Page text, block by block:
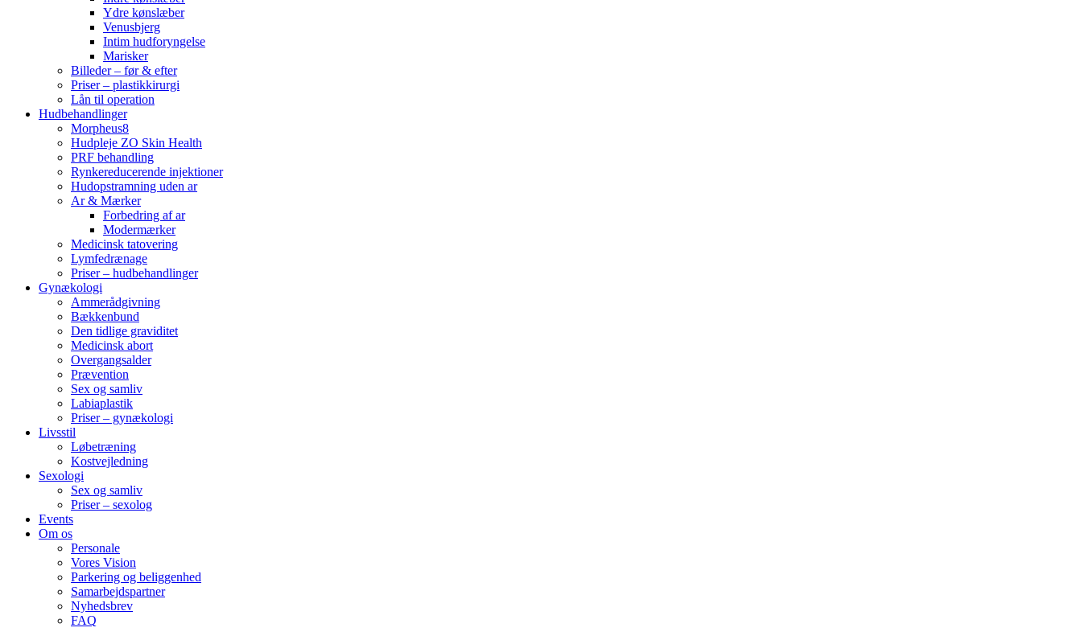
Ydre kønslæber
Venusbjerg
Intim hudforyngelse
Marisker
Billeder – før & efter
Priser – plastikkirurgi
Lån til operation
Hudbehandlinger
Morpheus8
Hudpleje ZO Skin Health
PRF behandling
Rynkereducerende injektioner
Hudopstramning uden ar
Ar & Mærker
Forbedring af ar
Modermærker
Medicinsk tatovering
Lymfedrænage
Priser – hudbehandlinger
Gynækologi
Ammerådgivning
Bækkenbund
Den tidlige graviditet
Medicinsk abort
Overgangsalder
Prævention
Sex og samliv
Labiaplastik
Priser – gynækologi
Livsstil
Løbetræning
Kostvejledning
Sexologi
Sex og samliv
Priser – sexolog
Events
Om os
Personale
Vores Vision
Parkering og beliggenhed
Samarbejdspartner
Nyhedsbrev
FAQ